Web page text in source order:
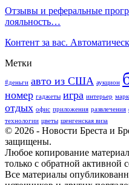
Отзывы и реферальные
лояльность…
Контент за вас.
Метки
#деньги авто из США аукцион
номер гаджеты игра интерьер
отдых офис приложения развлечения
технологии цветы шенгенская виза
© 2026 - Новости Бреста и
защищены.
Любое копирование
только с обратной активной
Все материалы